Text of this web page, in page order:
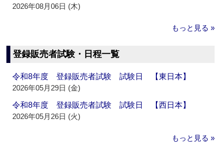
2026年08月06日 (木)
もっと見る »
登録販売者試験・日程一覧
令和8年度 登録販売者試験 試験日 【東日本】
2026年05月29日 (金)
令和8年度 登録販売者試験 試験日 【西日本】
2026年05月26日 (火)
もっと見る »